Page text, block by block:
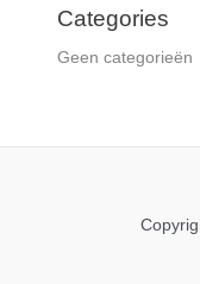
Categories
Geen categorieën